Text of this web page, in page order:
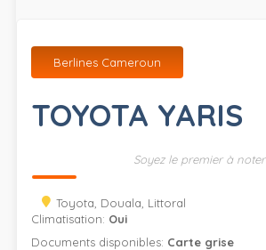
Berlines Cameroun
TOYOTA YARIS
Soyez le premier à noter
Toyota, Douala, Littoral
Climatisation: Oui
Documents disponibles: Carte grise